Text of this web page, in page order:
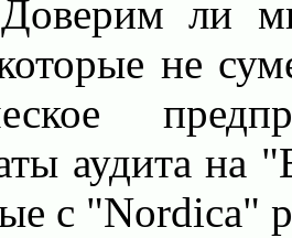
Доверим ли
не
аудита на
с "Nordica"